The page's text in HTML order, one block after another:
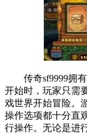
传奇sf9999拥有
开始时，玩家只需
戏世界开始冒险。
操作选项都十分直
行操作。无论是进